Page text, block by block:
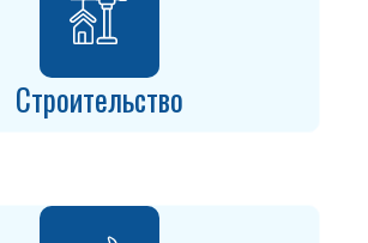
Строительство